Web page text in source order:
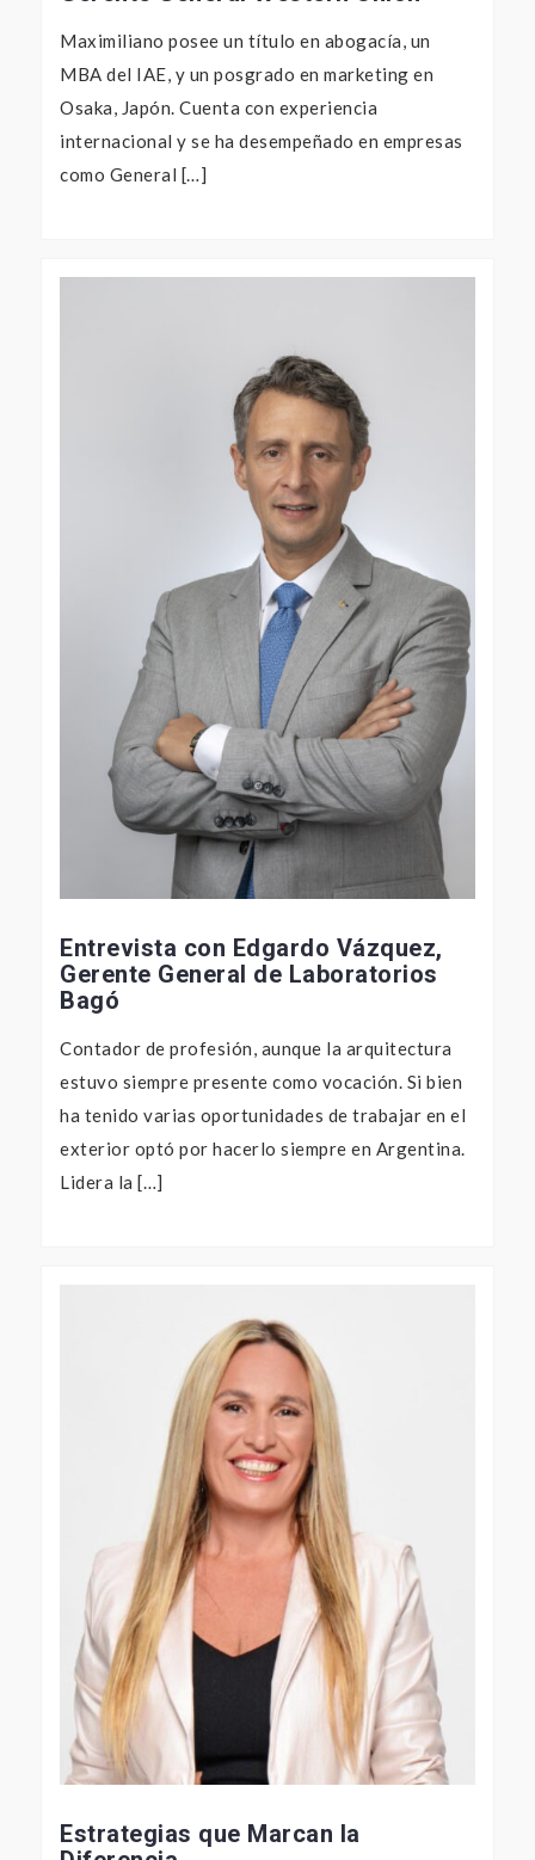
Maximiliano posee un título en abogacía, un
MBA del IAE, y un posgrado en marketing en
Osaka, Japón. Cuenta con experiencia
internacional y se ha desempeñado en empresas
como General […]
Entrevista con Edgardo Vázquez,
Gerente General de Laboratorios
Bagó
Contador de profesión, aunque la arquitectura
estuvo siempre presente como vocación. Si bien
ha tenido varias oportunidades de trabajar en el
exterior optó por hacerlo siempre en Argentina.
Lidera la […]
Estrategias que Marcan la